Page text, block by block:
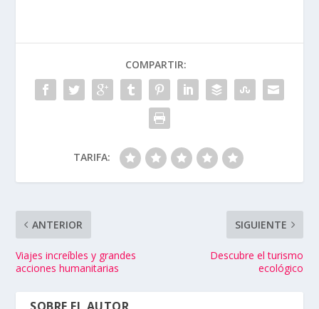
COMPARTIR:
TARIFA:
ANTERIOR
Viajes increíbles y grandes
acciones humanitarias
SIGUIENTE
Descubre el turismo
ecológico